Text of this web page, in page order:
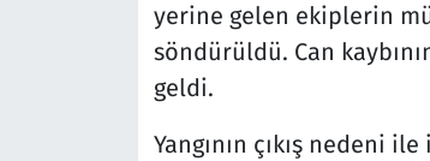
yerine gelen ekiplerin
söndürüldü. Can
geldi.
Yangının çıkış nedeni